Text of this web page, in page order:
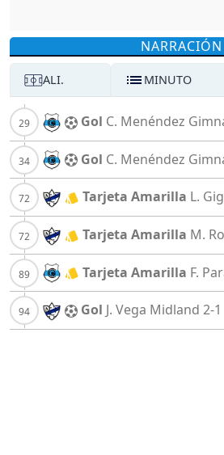
NARRACIÓN
ALI. MINUTO
Gol C. Menéndez
Gol C. Menéndez
Tarjeta Amarilla L.
Tarjeta Amarilla M.
Tarjeta Amarilla F.
Gol J. Vega Midland 2-1